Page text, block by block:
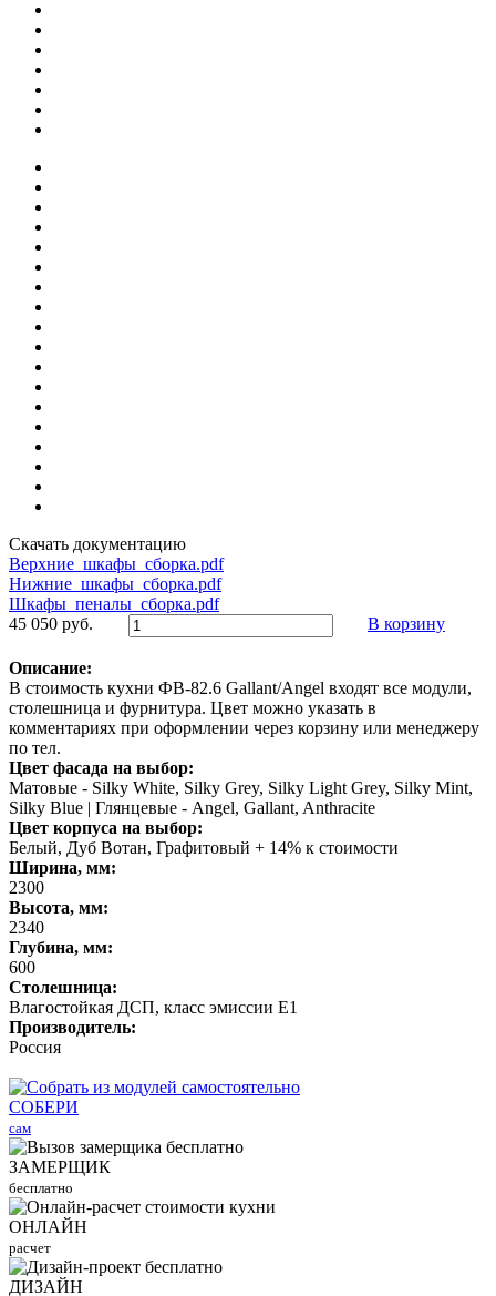
Скачать документацию
Верхние_шкафы_сборка.pdf
Нижние_шкафы_сборка.pdf
Шкафы_пеналы_сборка.pdf
45 050 руб.
В корзину
Описание:
В стоимость кухни ФВ-82.6 Gallant/Angel входят все модули,
столешница и фурнитура. Цвет можно указать в
комментариях при оформлении через корзину или менеджеру
по тел.
Цвет фасада на выбор:
Матовые - Silky White, Silky Grey, Silky Light Grey, Silky Mint,
Silky Blue | Глянцевые - Angel, Gallant, Anthracite
Цвет корпуса на выбор:
Белый, Дуб Вотан, Графитовый + 14% к стоимости
Ширина, мм:
2300
Высота, мм:
2340
Глубина, мм:
600
Столешница:
Влагостойкая ДСП, класс эмиссии Е1
Производитель:
Россия
СОБЕРИ
сам
ЗАМЕРЩИК
бесплатно
ОНЛАЙН
расчет
ДИЗАЙН